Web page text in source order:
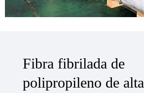
Fibra fibrilada de
polipropileno de alta